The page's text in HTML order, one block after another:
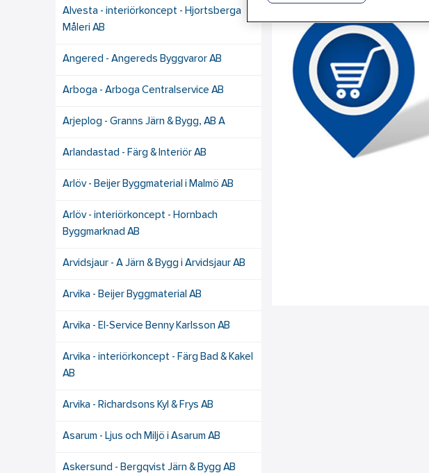
Alvesta - interiörkoncept - Hjortsberga
Måleri AB
Angered - Angereds Byggvaror AB
Arboga - Arboga Centralservice AB
Arjeplog - Granns Järn & Bygg, AB A
Arlandastad - Färg & Interiör AB
Arlöv - Beijer Byggmaterial i Malmö AB
Arlöv - interiörkoncept - Hornbach
Byggmarknad AB
Arvidsjaur - A Järn & Bygg i Arvidsjaur AB
Arvika - Beijer Byggmaterial AB
Arvika - El-Service Benny Karlsson AB
Arvika - interiörkoncept - Färg Bad & Kakel
AB
Arvika - Richardsons Kyl & Frys AB
Asarum - Ljus och Miljö i Asarum AB
Askersund - Bergqvist Järn & Bygg AB